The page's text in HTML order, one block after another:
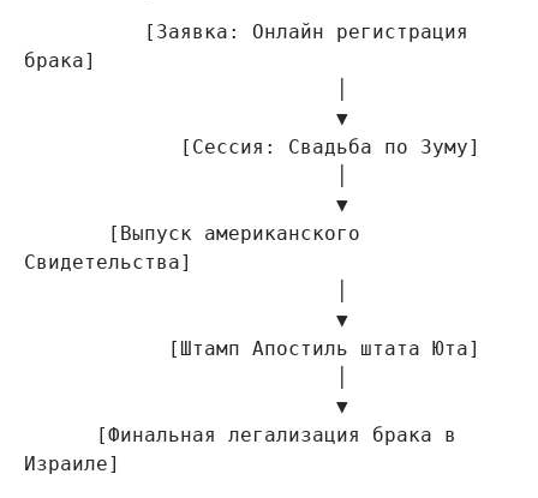
брака]
Свидетельства]